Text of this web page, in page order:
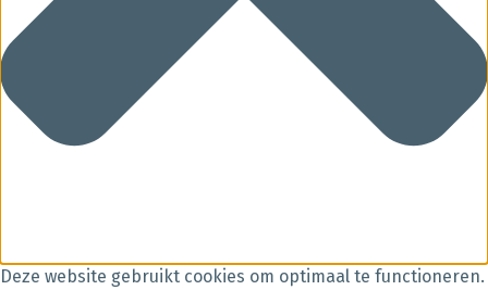
Deze website gebruikt cookies om optimaal te functioneren.